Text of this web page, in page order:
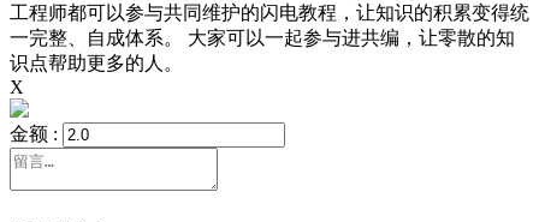
工程师都可以参与共同维护的闪电教程，让知识的积累变得统
一完整、自成体系。 大家可以一起参与进共编，让零散的知
识点帮助更多的人。
X
金额 :